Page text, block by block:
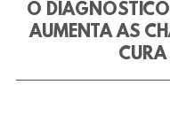
O
AUMENTA AS
CURA